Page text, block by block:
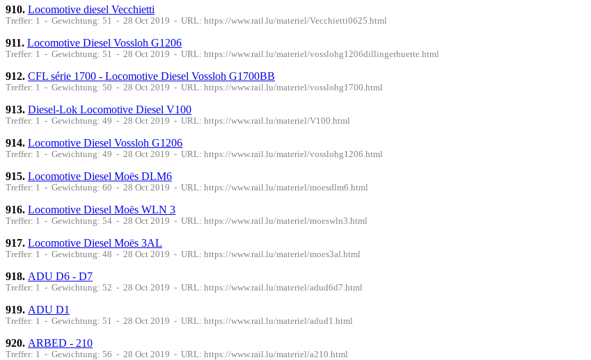
910. Locomotive diesel Vecchietti
Treffer: 1 - Gewichtung: 51 - 28 Oct 2019 - URL: https://www.rail.lu/materiel/Vecchietti0625.html
911. Locomotive Diesel Vossloh G1206
Treffer: 1 - Gewichtung: 51 - 28 Oct 2019 - URL: https://www.rail.lu/materiel/vosslohg1206dillingerhuette.html
912. CFL série 1700 - Locomotive Diesel Vossloh G1700BB
Treffer: 1 - Gewichtung: 50 - 28 Oct 2019 - URL: https://www.rail.lu/materiel/vosslohg1700.html
913. Diesel-Lok Locomotive Diesel V100
Treffer: 1 - Gewichtung: 49 - 28 Oct 2019 - URL: https://www.rail.lu/materiel/V100.html
914. Locomotive Diesel Vossloh G1206
Treffer: 1 - Gewichtung: 49 - 28 Oct 2019 - URL: https://www.rail.lu/materiel/vosslohg1206.html
915. Locomotive Diesel Moës DLM6
Treffer: 1 - Gewichtung: 60 - 28 Oct 2019 - URL: https://www.rail.lu/materiel/moesdlm6.html
916. Locomotive Diesel Moës WLN 3
Treffer: 1 - Gewichtung: 54 - 28 Oct 2019 - URL: https://www.rail.lu/materiel/moeswln3.html
917. Locomotive Diesel Moës 3AL
Treffer: 1 - Gewichtung: 48 - 28 Oct 2019 - URL: https://www.rail.lu/materiel/moes3al.html
918. ADU D6 - D7
Treffer: 1 - Gewichtung: 52 - 28 Oct 2019 - URL: https://www.rail.lu/materiel/adud6d7.html
919. ADU D1
Treffer: 1 - Gewichtung: 51 - 28 Oct 2019 - URL: https://www.rail.lu/materiel/adud1.html
920. ARBED - 210
Treffer: 1 - Gewichtung: 56 - 28 Oct 2019 - URL: https://www.rail.lu/materiel/a210.html